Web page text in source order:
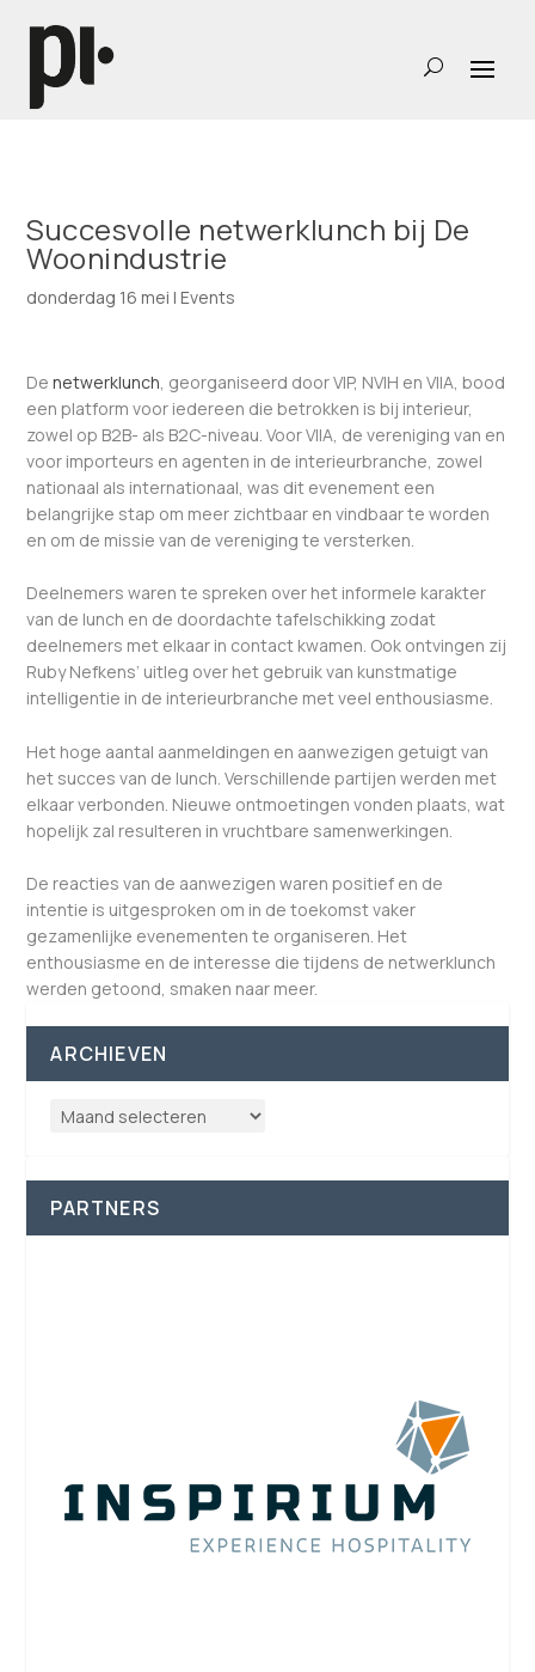
Succesvolle netwerklunch bij De
Woonindustrie
donderdag 16 mei | Events
Denetwerklunch, georganiseerd door VIP, NVIH en VIIA, bood
een platform voor iedereen die betrokken is bij interieur,
zowel op B2B- als B2C-niveau. Voor VIIA, de vereniging van en
voor importeurs en agenten in de interieurbranche, zowel
nationaal als internationaal, was dit evenement een
belangrijke stap om meer zichtbaar en vindbaar te worden
en om de missie van de vereniging te versterken.
Deelnemers waren te spreken over het informele karakter
van de lunch en de doordachte tafelschikking zodat
deelnemers met elkaar in contact kwamen. Ook ontvingen zij
Ruby Nefkens’ uitleg over het gebruik van kunstmatige
intelligentie in de interieurbranche met veel enthousiasme.
Het hoge aantal aanmeldingen en aanwezigen getuigt van
het succes van de lunch. Verschillende partijen werden met
elkaar verbonden. Nieuwe ontmoetingen vonden plaats, wat
hopelijk zal resulteren in vruchtbare samenwerkingen.
De reacties van de aanwezigen waren positief en de
intentie is uitgesproken om in de toekomst vaker
gezamenlijke evenementen te organiseren. Het
enthousiasme en de interesse die tijdens de netwerklunch
werden getoond, smaken naar meer.
ARCHIEVEN
PARTNERS